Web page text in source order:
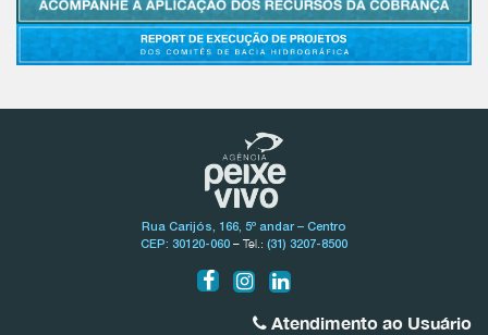
Rua Carijós, 166, 5º andar – Centro
CEP: 30120-060 – Tel.: (31) 3207-8500
Atendimento ao Usuário